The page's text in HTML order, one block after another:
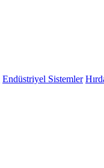
Endüstriyel Sistemler